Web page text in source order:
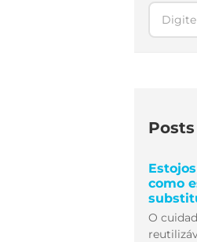
como
O